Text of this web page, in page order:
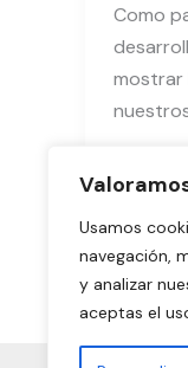
Usamos
navegación,
y analizar
aceptas el
Como
mostrar